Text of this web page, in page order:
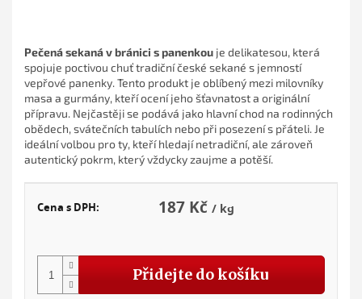
187 Kč
Cena s DPH: / kg
Přidejte do košíku
Pečená sekaná v bránici s panenkou je delikatesou, která
spojuje poctivou chuť tradiční české sekané s jemností
vepřové panenky. Tento produkt je oblíbený mezi milovníky
masa a gurmány, kteří ocení jeho šťavnatost a originální
přípravu. Nejčastěji se podává jako hlavní chod na rodinných
obědech, svátečních tabulích nebo při posezení s přáteli. Je
ideální volbou pro ty, kteří hledají netradiční, ale zároveň
autentický pokrm, který vždycky zaujme a potěší.